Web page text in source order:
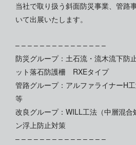
当社で取り扱う斜面防災事業、管路
いて出展いたします。
– – – – – – – – – – – – – – –
防災グループ：土石流・流木流下防
ット落石防護柵 RXEタイプ
管路グループ：アルファライナーH
等
改良グループ：WILL工法（中層混合
ン浮上防止対策
– – – – – – – – – – – – – – –